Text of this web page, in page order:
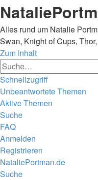
Alles rund um Natalie
Swan, Knight of Cups,
Zum Inhalt
Schnellzugriff
Unbeantwortete Themen
Aktive Themen
Suche
FAQ
Anmelden
Registrieren
NataliePortman.de
Suche